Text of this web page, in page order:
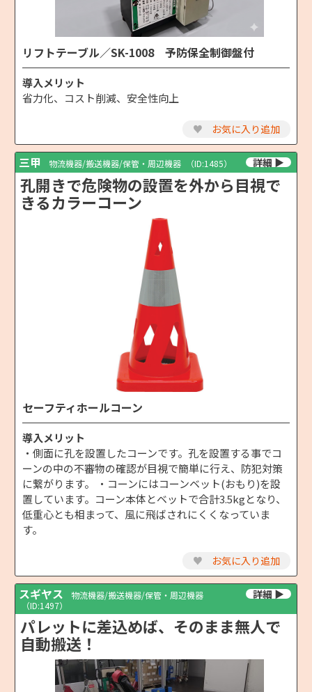
リフトテーブル／SK-1008 予防保全制御盤付
導入メリット
省力化、コスト削減、安全性向上
♥ お気に入り追加
三甲 物流機器/搬送機器/保管・周辺機器 （ID:1485）
孔開きで危険物の設置を外から目視で
きるカラーコーン
セーフティホールコーン
導入メリット
・側面に孔を設置したコーンです。孔を設置する事でコ
ーンの中の不審物の確認が目視で簡単に行え、防犯対策
に繋がります。 ・コーンにはコーンベット(おもり)を設
置しています。コーン本体とベットで合計3.5kgとなり、
低重心とも相まって、風に飛ばされにくくなっていま
す。
♥ お気に入り追加
スギヤス
物流機器/搬送機器/保管・周辺機器
（ID:1497）
パレットに差込めば、そのまま無人で
自動搬送！